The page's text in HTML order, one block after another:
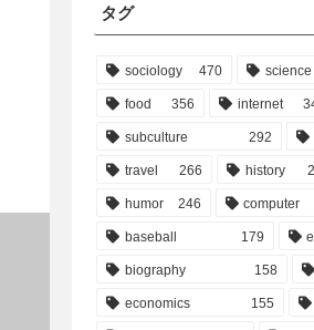
タグ
sociology 470 science
food 356 internet
subculture 292
travel 266 history
humor 246 computer
baseball 179
biography 158
economics 155